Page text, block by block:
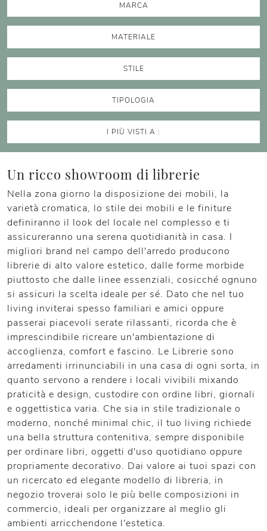
MARCA
MATERIALE
STILE
TIPOLOGIA
I PIÙ VISTI A :
Un ricco showroom di librerie
Nella zona giorno la disposizione dei mobili, la
varietà cromatica, lo stile dei mobili e le finiture
definiranno il look del locale nel complesso e ti
assicureranno una serena quotidianità in casa. I
migliori brand nel campo dell'arredo producono
librerie di alto valore estetico, dalle forme morbide
piuttosto che dalle linee essenziali, cosicché ognuno
si assicuri la scelta ideale per sé. Dato che nel tuo
living inviterai spesso familiari e amici oppure
passerai piacevoli serate rilassanti, ricorda che è
imprescindibile ricreare un'ambientazione di
accoglienza, comfort e fascino. Le Librerie sono
arredamenti irrinunciabili in una casa di ogni sorta, in
quanto servono a rendere i locali vivibili mixando
praticità e design, custodire con ordine libri, giornali
e oggettistica varia. Che sia in stile tradizionale o
moderno, nonché minimal chic, il tuo living richiede
una bella struttura contenitiva, sempre disponibile
per ordinare libri, oggetti d'uso quotidiano oppure
propriamente decorativo. Dai valore ai tuoi spazi con
un ricercato ed elegante modello di libreria, in
negozio troverai solo le più belle composizioni in
commercio, ideali per organizzare al meglio gli
ambienti arricchendone l'estetica.